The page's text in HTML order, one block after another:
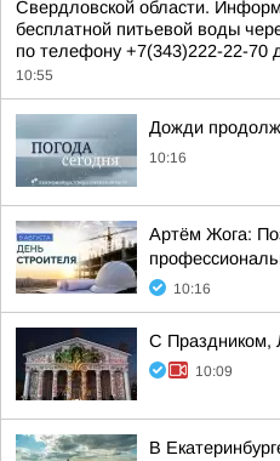
Свердловской области.
бесплатной питьевой воды
по телефону +7(343)222-22-70
10:55
Дожди
10:16
Артём Жога:
10:16
С Праздником,
10:09
В